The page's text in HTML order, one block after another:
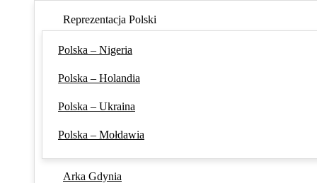
Reprezentacja Polski
Polska – Nigeria
Polska – Holandia
Polska – Ukraina
Polska – Mołdawia
Arka Gdynia